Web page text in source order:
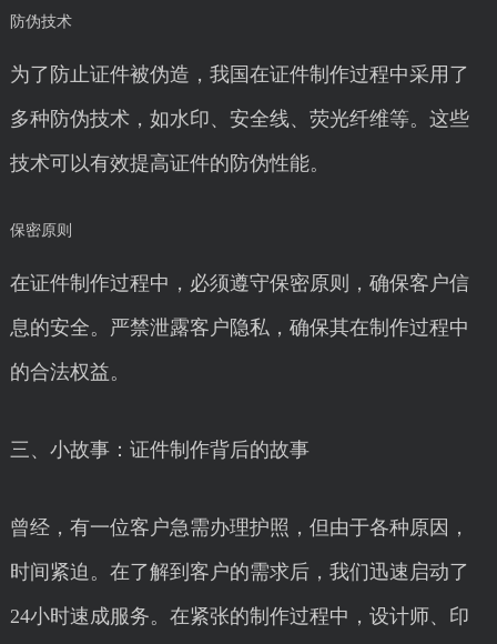
防伪技术
为了防止证件被伪造，我国在证件制作过程中采用了
多种防伪技术，如水印、安全线、荧光纤维等。这些
技术可以有效提高证件的防伪性能。
保密原则
在证件制作过程中，必须遵守保密原则，确保客户信
息的安全。严禁泄露客户隐私，确保其在制作过程中
的合法权益。
三、小故事：证件制作背后的故事
曾经，有一位客户急需办理护照，但由于各种原因，
时间紧迫。在了解到客户的需求后，我们迅速启动了
24小时速成服务。在紧张的制作过程中，设计师、印